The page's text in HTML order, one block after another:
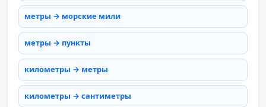
метры → морские мили
метры → пункты
километры → метры
километры → сантиметры